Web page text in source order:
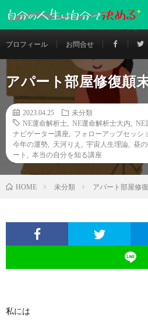
プロフィール お問合せ
アパート部屋修復顛
2023.04.25
未分類
NE運命解析士
NE運命解析士大内 NE
ナビゲーター講座
フォローアップセッシ
今年の運勢
天河りえ 宇宙人生理論 昼
ート
本当の自分を知る講座
HOME 未分類 アパート部屋修
私には